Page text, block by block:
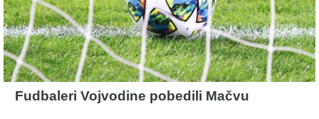
Fudbaleri Vojvodine pobedili Mačvu